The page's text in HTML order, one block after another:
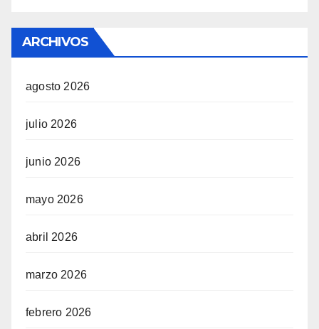
ARCHIVOS
agosto 2026
julio 2026
junio 2026
mayo 2026
abril 2026
marzo 2026
febrero 2026